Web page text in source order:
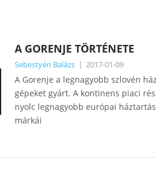
A GORENJE TÖRTÉNETE
Sebestyén Balázs | 2017-01-09
A Gorenje a legnagyobb szlovén
gépeket gyárt. A kontinens piaci
nyolc legnagyobb európai
márkái